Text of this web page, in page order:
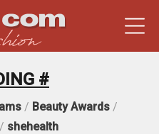
#
/ Beauty Awards /
shehealth